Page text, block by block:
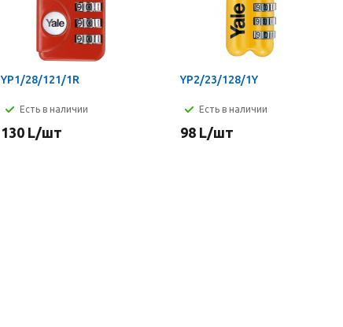
YP1/28/121/1R
Есть в наличии
130L/шт
YP2/23/128/1Y
Есть в наличии
98 L/шт